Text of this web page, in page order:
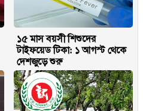
১৫ মাস বয়সী শিশুদের
টাইফয়েড টিকা: ১ আগস্ট থেকে
দেশজুড়ে শুরু